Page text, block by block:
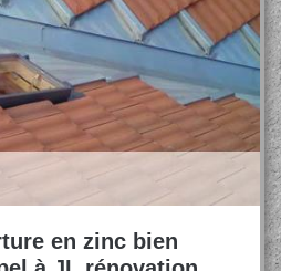
en zinc bien